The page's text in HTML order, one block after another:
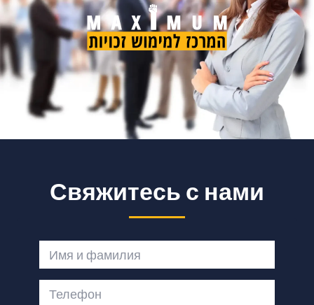
Свяжитесь с нами
Имя и фамилия
Телефон